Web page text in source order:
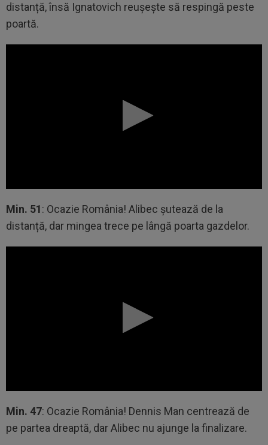
distanță, însă Ignatovich reușește să respingă peste
poartă.
Min. 51: Ocazie România! Alibec șutează de la
distanță, dar mingea trece pe lângă poarta gazdelor.
Min. 47: Ocazie România! Dennis Man centrează de
pe partea dreaptă, dar Alibec nu ajunge la finalizare.